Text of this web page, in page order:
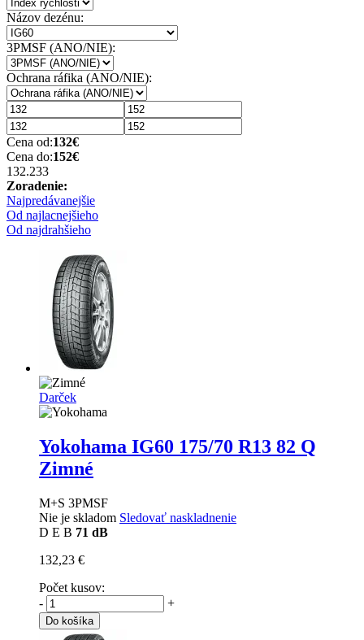
Názov dezénu:
3PMSF (ANO/NIE):
Ochrana ráfika (ANO/NIE):
Cena od:132€
Cena do:152€
132.233
Zoradenie:
Najpredávanejšie
Od najlacnejšieho
Od najdrahšieho
Darček
Yokohama IG60 175/70 R13 82 Q
Zimné
M+S 3PMSF
Nie je skladom Sledovať naskladnenie
D E B 71 dB
132,23 €
Počet kusov:
-
+
Do košíka